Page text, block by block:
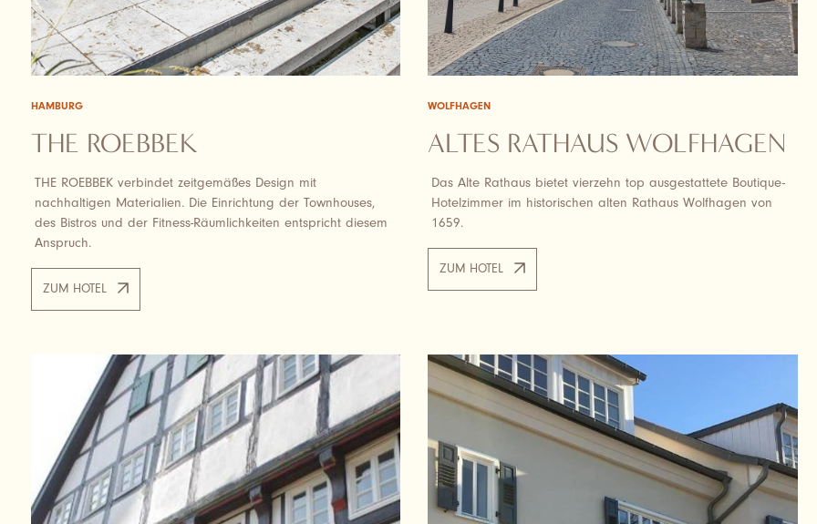
HAMBURG
THE ROEBBEK
THE ROEBBEK verbindet zeitgemäßes Design mit
nachhaltigen Materialien. Die Einrichtung der Townhouses,
des Bistros und der Fitness-Räumlichkeiten entspricht diesem
Anspruch.
ZUM HOTEL
WOLFHAGEN
ALTES RATHAUS WOLFHAGEN
Das Alte Rathaus bietet vierzehn top ausgestattete Boutique-
Hotelzimmer im historischen alten Rathaus Wolfhagen von
1659.
ZUM HOTEL